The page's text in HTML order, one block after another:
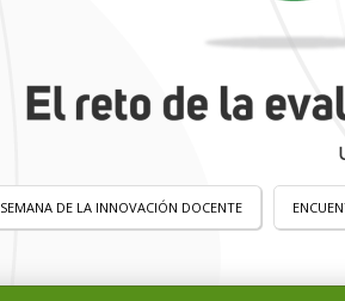
SEMANA DE LA INNOVACIÓN DOCENTE